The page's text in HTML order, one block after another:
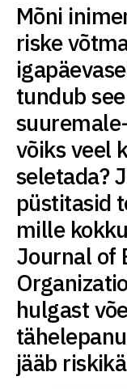
Mõni
riske
tundub
võiks veel
seletada?
püstitasid
mille
Journal of
hulgast
jääb